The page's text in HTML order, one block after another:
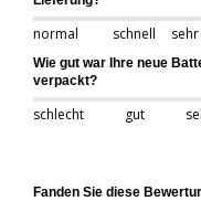
normal schnell
Wie gut war Ihre neue
verpackt?
schlecht gut
Fanden Sie diese